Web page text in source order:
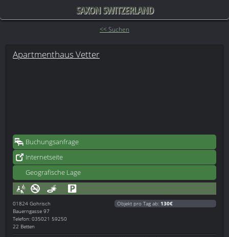
SAXON SWITZERLAND
<< Suchen
Apartmenthaus Vetter
Buchungsanfrage
Internetseite
Geografische Lage
01824 Gohrisch
Bauerngasse 97
Telefon: 035021 59250
22 Betten
Objekt pro Tag ab: 130€